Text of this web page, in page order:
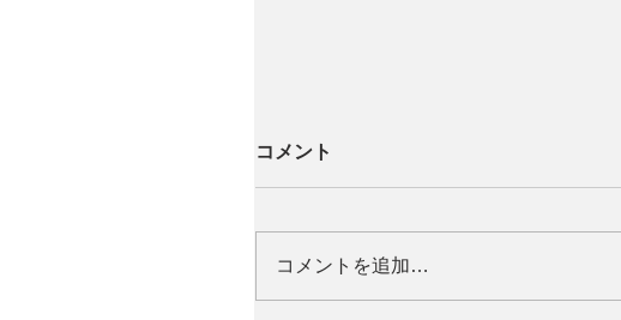
コメント
コメントを追加…